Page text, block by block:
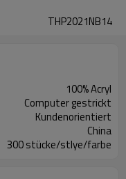
THP2021NB14
100% Acryl
Computer gestrickt
Kundenorientiert
China
300 stücke/stlye/farbe